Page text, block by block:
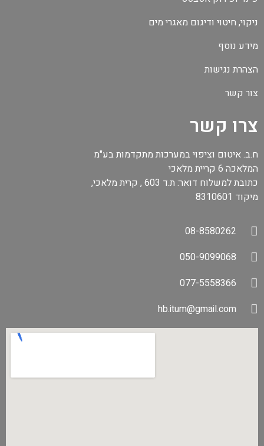
ניקוי, חיטוי ודיגום מאגרי מים
מידע נוסף
הצהרת נגישות
צור קשר
צרו קשר
ח.ב. איטום וציפוי במערכות מתקדמות בע"מ
המלאכה 6 קריית מלאכי
כתובת למשלוח דואר: ת.ד 603 , קרית מלאכי,
מיקוד 8310601
08-8580262
050-9099068
077-5558366
hb.itum@gmail.com